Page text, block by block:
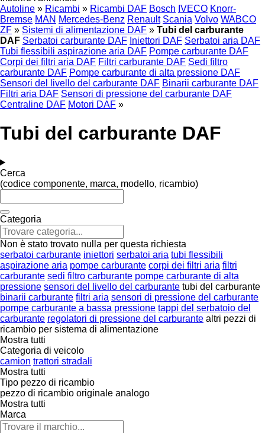
Autoline » Ricambi » Ricambi DAF Bosch IVECO Knorr-
Bremse MAN Mercedes-Benz Renault Scania Volvo WABCO
ZF » Sistemi di alimentazione DAF » Tubi del carburante
DAF Serbatoi carburante DAF Iniettori DAF Serbatoi aria DAF
Tubi flessibili aspirazione aria DAF Pompe carburante DAF
Corpi dei filtri aria DAF Filtri carburante DAF Sedi filtro
carburante DAF Pompe carburante di alta pressione DAF
Sensori del livello del carburante DAF Binarii carburante DAF
Filtri aria DAF Sensori di pressione del carburante DAF
Centraline DAF Motori DAF »
Tubi del carburante DAF
Cerca
(codice componente, marca, modello, ricambio)
Categoria
Non è stato trovato nulla per questa richiesta
serbatoi carburante iniettori serbatoi aria tubi flessibili
aspirazione aria pompe carburante corpi dei filtri aria filtri
carburante sedi filtro carburante pompe carburante di alta
pressione sensori del livello del carburante tubi del carburante
binarii carburante filtri aria sensori di pressione del carburante
pompe carburante a bassa pressione tappi del serbatoio del
carburante regolatori di pressione del carburante altri pezzi di
ricambio per sistema di alimentazione
Mostra tutti
Categoria di veicolo
camion trattori stradali
Mostra tutti
Tipo pezzo di ricambio
pezzo di ricambio originale analogo
Mostra tutti
Marca